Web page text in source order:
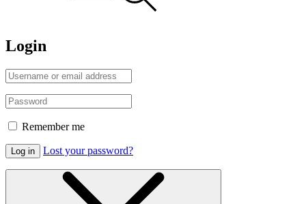
Login
Remember me
Log in Lost your password?